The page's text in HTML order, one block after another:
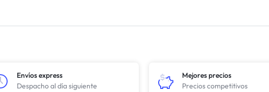
Envíos express
Despacho al día siguiente
Mejores precios
Precios competitivos